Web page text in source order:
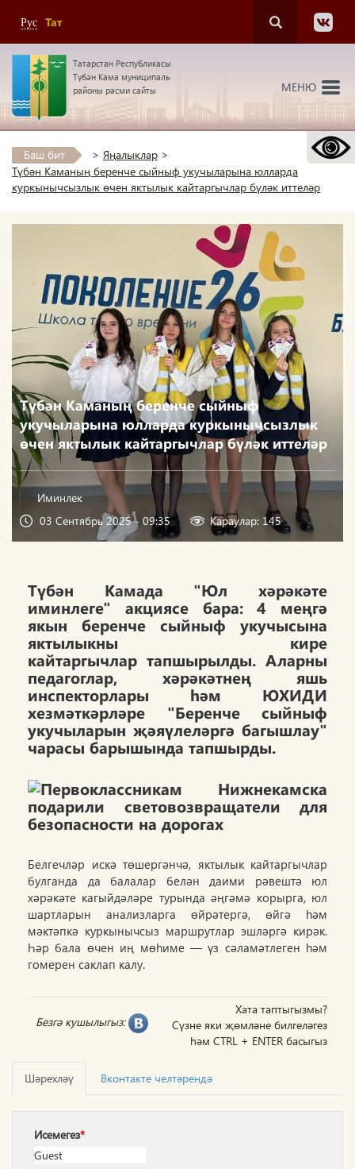
Рус Тат
Татарстан Республикасы
Түбән Кама муниципаль
районы рәсми сайты
МЕНЮ
Баш бит > Яңалыклар >
Түбән Каманың беренче сыйныф укучыларына юлларда
куркынычсызлык өчен яктылык кайтаргычлар бүләк иттеләр
Түбән Каманың беренче сыйныф
укучыларына юлларда куркынычсызлык
өчен яктылык кайтаргычлар бүләк иттеләр
Иминлек
03 Сентябрь 2025 - 09:35
Караулар: 145
Түбән Камада "Юл хәрәкәте
иминлеге" акциясе бара: 4 меңгә
якын беренче сыйныф укучысына
яктылыкны кире
кайтаргычлар тапшырылды. Аларны
педагоглар, хәрәкәтнең яшь
инспекторлары һәм ЮХИДИ
хезмәткәрләре "Беренче сыйныф
укучыларын җәяүлеләргә багышлау"
чарасы барышында тапшырды.
Белгечләр искә төшергәнчә, яктылык кайтаргычлар
булганда да балалар белән даими рәвештә юл
хәрәкәте кагыйдәләре турында әңгәмә корырга, юл
шартларын анализларга өйрәтергә, өйгә һәм
мәктәпкә куркынычсыз маршрутлар эшләргә кирәк.
Һәр бала өчен иң мөһиме — үз сәламәтлеген һәм
гомерен саклап калу.
Хата таптыгызмы?
Сүзне яки җөмләне билгеләгез
һәм CTRL + ENTER басыгыз
Безгә кушылыгыз:
Шәрехләү Вконтакте челтәрендә
Исемегез*